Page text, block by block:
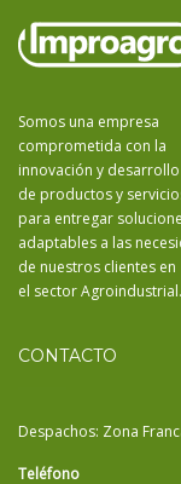
Somos una empresa
comprometida con la
innovación y desarrollo
de productos y
para entregar
adaptables a las
de nuestros clientes en
el sector Agroindustrial.
CONTACTO
Despachos: Zona
Teléfono